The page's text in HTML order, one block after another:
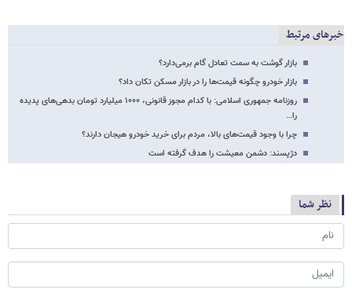
خبرهای مرتبط
بازار گوشت به سمت تعادل گام برمی‌دارد؟
بازار خودرو چگونه قیمت‌ها را در بازار مسکن تکان داد؟
روزنامه جمهوری اسلامی: با کدام مجوز قانونی، ۱۰۰۰ میلیارد تومان بدهی‌های پدیده
را…
چرا با وجود قیمت‌های بالا، مردم برای خرید خودرو هیجان دارند؟
دژپسند: دشمن معیشت را هدف گرفته است
نظر شما